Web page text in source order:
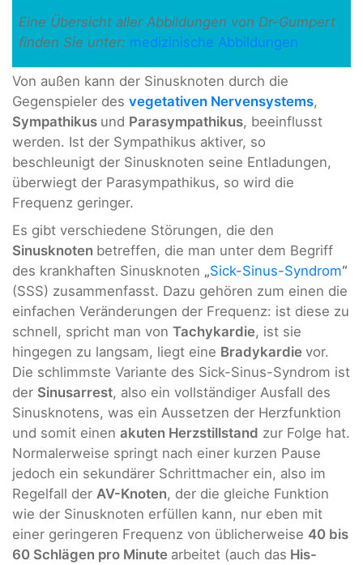
Eine Übersicht aller Abbildungen von Dr-Gumpert
finden Sie unter: medizinische Abbildungen
Von außen kann der Sinusknoten durch die
Gegenspieler des vegetativen Nervensystems,
Sympathikus und Parasympathikus, beeinflusst
werden. Ist der Sympathikus aktiver, so
beschleunigt der Sinusknoten seine Entladungen,
überwiegt der Parasympathikus, so wird die
Frequenz geringer.
Es gibt verschiedene Störungen, die den
Sinusknoten betreffen, die man unter dem Begriff
des krankhaften Sinusknoten „Sick-Sinus-Syndrom“
(SSS) zusammenfasst. Dazu gehören zum einen die
einfachen Veränderungen der Frequenz: ist diese zu
schnell, spricht man von Tachykardie, ist sie
hingegen zu langsam, liegt eine Bradykardie vor.
Die schlimmste Variante des Sick-Sinus-Syndrom ist
der Sinusarrest, also ein vollständiger Ausfall des
Sinusknotens, was ein Aussetzen der Herzfunktion
und somit einen akuten Herzstillstand zur Folge hat.
Normalerweise springt nach einer kurzen Pause
jedoch ein sekundärer Schrittmacher ein, also im
Regelfall der AV-Knoten, der die gleiche Funktion
wie der Sinusknoten erfüllen kann, nur eben mit
einer geringeren Frequenz von üblicherweise 40 bis
60 Schlägen pro Minute arbeitet (auch das His-